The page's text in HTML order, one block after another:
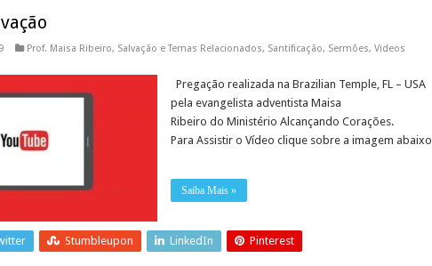
Prof. Maisa Ribeiro, Salvação e Temas Relacionados, Santificação, Sermões, Videos
Pregação realizada na Brazilian Temple, FL – USA
pela evangelista adventista Maisa
Ribeiro do Ministério Alcançando Corações.
Para Assistir o Vídeo clique sobre a imagem abaixo
Saiba Mais »
Stumbleupon LinkedIn Pinterest